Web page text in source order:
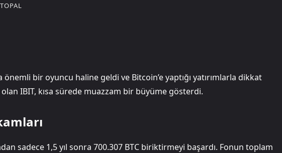
bir oyuncu haline geldi ve Bitcoin’e yaptığı yatırımlarla dikkat
IBIT, kısa sürede muazzam bir büyüme gösterdi.
sadece 1,5 yıl sonra 700.307 BTC biriktirmeyi başardı. Fonun toplam